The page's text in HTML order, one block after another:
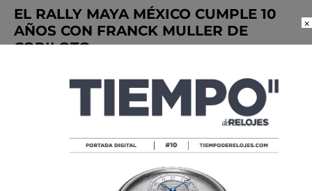
EL RALLY MAYA MÉXICO CUMPLE 10
AÑOS CON FRANCK MULLER DE
COPILOTO
×